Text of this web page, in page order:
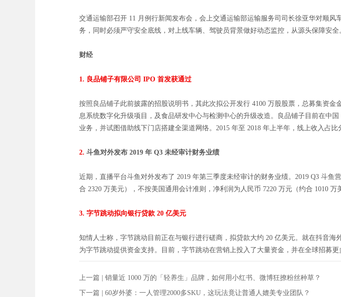
交通运输部召开 11 月例行新闻发布会，会上交通运输部运输服务司司长徐亚华对顺
务，同时必须严守安全底线，对上线车辆、驾驶员背景做好动态监控，从源头保障安全
财经
1. 良品铺子有限公司 IPO 首发获通过
按照良品铺子此前披露的招股说明书，其此次拟公开发行 4100 万股股票，总募集资
息系统数字化升级项目，及食品研发中心与检测中心的升级改造。良品铺子目前在中
业务，并试图借助线下门店搭建全渠道网络。2015 年至 2018 年上半年，线上收入占比
2. 斗鱼对外发布 2019 年 Q3 未经审计财务业绩
近期，直播平台斗鱼对外发布了 2019 年第三季度未经审计的财务业绩。2019 Q3 斗鱼
合 2320 万美元），不按美国通用会计准则，净利润为人民币 7220 万元（约合 1010 万
3. 字节跳动拟向银行贷款 20 亿美元
知情人士称，字节跳动目前正在与银行进行磋商，拟贷款大约 20 亿美元。就在抖音海
为字节跳动提供资金支持。目前，字节跳动在营销上投入了大量资金，并在全球招募更
上一篇 | 销量近 1000 万的「轻养生」品牌，如何用小红书、微博狂撩粉丝种草？
下一篇 | 60岁外婆：一人管理2000多SKU，这玩法竟让普通人媲美专业团队？